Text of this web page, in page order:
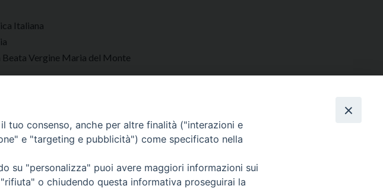
Italiana
Vergine Maria del Monte
tuo consenso, anche per altre finalità ("interazioni e
e "targeting e pubblicità") come specificato nella
su "personalizza" puoi avere maggiori informazioni sui
o chiudendo questa informativa proseguirai la